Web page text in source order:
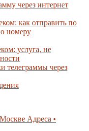
через интернет
как отправить по
номеру
услуга, не
телеграммы через